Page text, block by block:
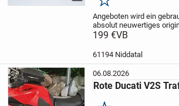
Merken
Angeboten wird ein
absolut neuwertiges
Motorrad
2023) K80, BMW F 850
199 €VB
61194 Niddatal
06.08.2026
Rote Ducati V2S